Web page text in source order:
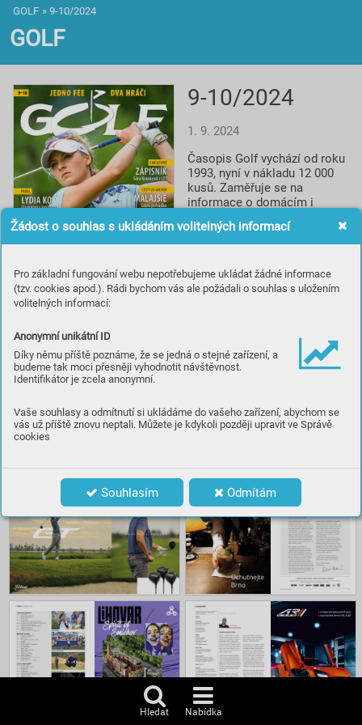
Žádost o souhlas s ukládáním volitelných informací
Pro základní fungování webu nepotřebujeme ukládat žádné informace
(tzv. cookies apod.). Rádi bychom vás ale požádali o souhlas s uložením
volitelných informací:
Anonymní unikátní ID
Díky němu příště poznáme, že se jedná o stejné zařízení, a
budeme tak moci přesněji vyhodnotit návštěvnost.
Identifikátor je zcela anonymní.
Vaše souhlasy a odmítnutí si ukládáme do vašeho zařízení, abychom se
vás už příště znovu neptali. Můžete je kdykoli později upravit ve Správě
cookies
Souhlasím Odmítám
9-10/2024
1. 9. 2024
Časopis Golf vychází od roku
1993, nyní v nákladu 12 000
kusů. Zaměřuje se na
informace o domácím i
rozhovory a profily, testy
vybavení, informace o
golfem. Spolupracuje s
prestižním britským titulem
asociace.
Obsah
GOLF » 9-10/2024
GOLF
Hledat Nabídka